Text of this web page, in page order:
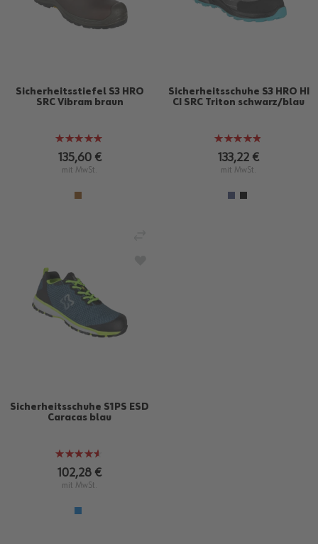
Sicherheitsstiefel S3 HRO
SRC Vibram braun
Bewertung:
100%
135,60 €
mit MwSt.
Sicherheitsschuhe S3 HRO HI
CI SRC Triton schwarz/blau
Bewertung:
96%
133,22 €
mit MwSt.
Sicherheitsschuhe S1PS ESD
Caracas blau
Bewertung:
90%
102,28 €
mit MwSt.